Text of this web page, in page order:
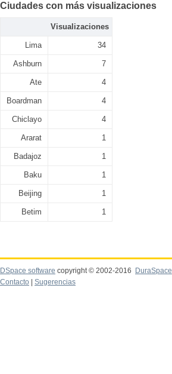
Ciudades con más visualizaciones
Visualizaciones
Lima 34
Ashburn 7
Ate 4
Boardman 4
Chiclayo 4
Ararat 1
Badajoz 1
Baku 1
Beijing 1
Betim 1
DSpace software copyright © 2002-2016
DuraSpace
Contacto
Sugerencias